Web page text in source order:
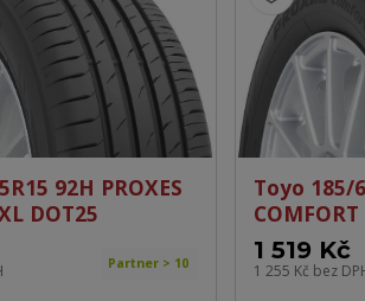
92H PROXES
DOT25
Partner > 10
Toyo 185/
1 519 Kč
1 255 Kč bez